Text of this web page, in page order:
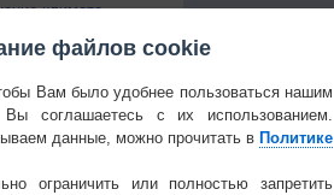
климата
охватили
пожары
Осадки
файлов cookie
Вам было удобнее пользоваться нашим
соглашаетесь с их использованием.
данные, можно прочитать в Политике
ограничить или полностью запретить